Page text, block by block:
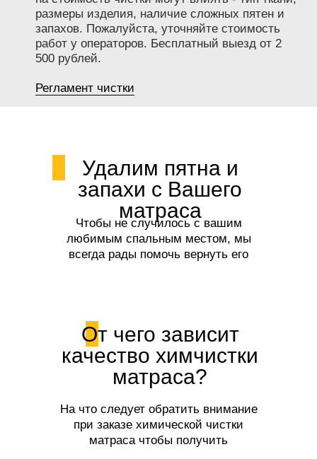
размеры изделия, наличие сложных пятен и
запахов. Пожалуйста, уточняйте стоимость
работ у операторов. Бесплатный выезд от 2
500 рублей.
Регламент чистки
Удалим пятна и
запахи с Вашего
матраса
Чтобы не случилось с вашим
любимым спальным местом, мы
всегда рады помочь вернуть его
От чего зависит
качество химчистки
матраса?
На что следует обратить внимание
при заказе химической чистки
матраса чтобы получить